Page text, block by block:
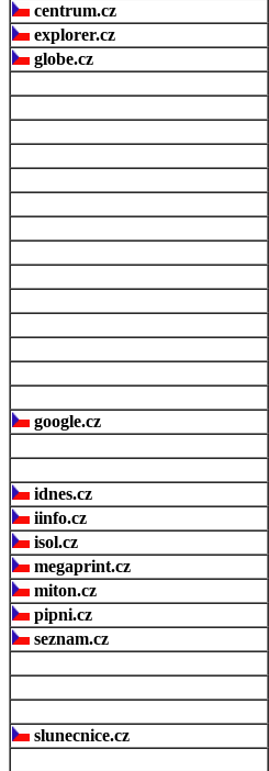
centrum.cz
explorer.cz
globe.cz
google.cz
idnes.cz
iinfo.cz
isol.cz
megaprint.cz
miton.cz
pipni.cz
seznam.cz
slunecnice.cz